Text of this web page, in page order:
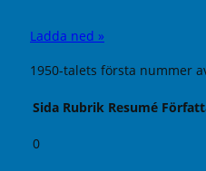
Ladda ned »
1950-talets första nummer
Sida Rubrik Resumé
0